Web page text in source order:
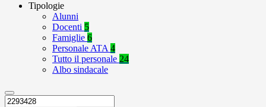
Tipologie
Alunni
Docenti 5
Famiglie 6
Personale ATA 4
Tutto il personale 24
Albo sindacale